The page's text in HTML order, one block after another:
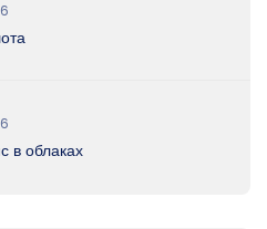
в облаках